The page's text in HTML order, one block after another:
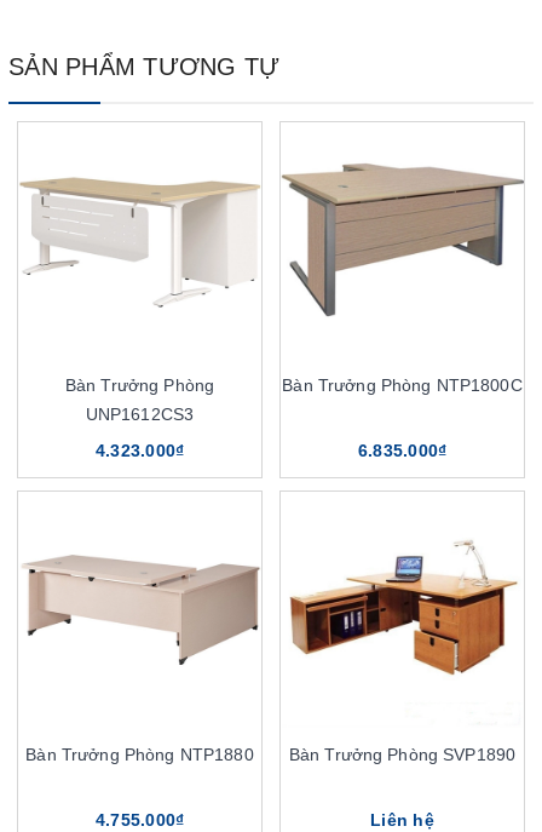
SẢN PHẨM TƯƠNG TỰ
Bàn Trưởng Phòng
UNP1612CS3
4.323.000₫
Bàn Trưởng Phòng NTP1800C
6.835.000₫
Bàn Trưởng Phòng NTP1880
4.755.000₫
Bàn Trưởng Phòng SVP1890
Liên hệ